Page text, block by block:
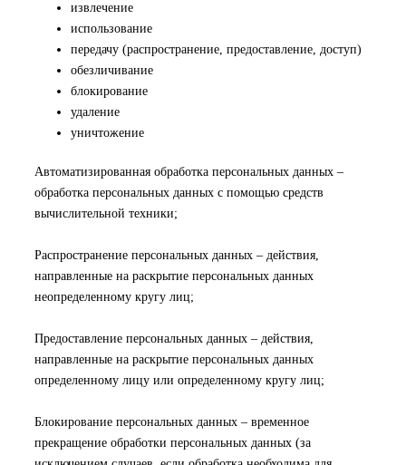
извлечение
использование
передачу (распространение, предоставление, доступ)
обезличивание
блокирование
удаление
уничтожение
Автоматизированная обработка персональных данных –
обработка персональных данных с помощью средств
вычислительной техники;
Распространение персональных данных – действия,
направленные на раскрытие персональных данных
неопределенному кругу лиц;
Предоставление персональных данных – действия,
направленные на раскрытие персональных данных
определенному лицу или определенному кругу лиц;
Блокирование персональных данных – временное
прекращение обработки персональных данных (за